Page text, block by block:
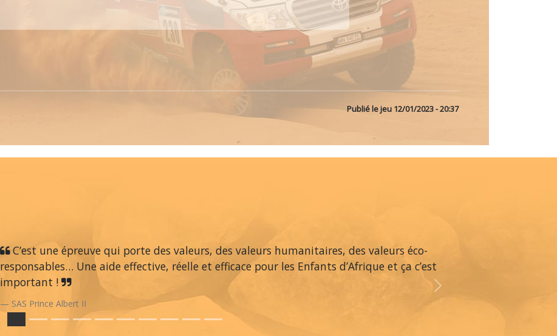
Publié lejeu 12/01/2023 - 20:37
C’est une épreuve qui porte des valeurs, des valeurs humanitaires, des valeurs éco-
responsables… Une aide effective, réelle et efficace pour les Enfants d’Afrique et ça c’est
important !
SAS Prince Albert II
Next